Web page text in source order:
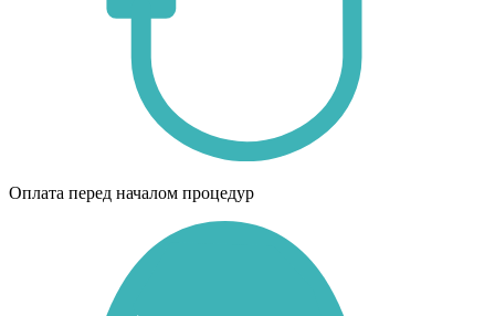
Оплата перед началом процедур